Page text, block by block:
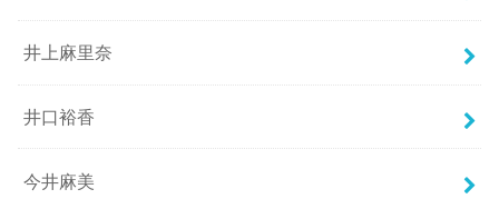
井上麻里奈
井口裕香
今井麻美